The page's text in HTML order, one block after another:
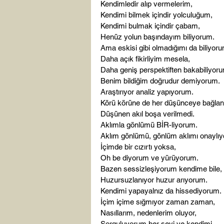
Kendimledir alıp vermelerim,
Kendimi bilmek içindir yolculuğum,
Kendimi bulmak içindir çabam,
Henüz yolun başındayım biliyorum.
Ama eskisi gibi olmadığımı da
Daha açık fikirliyim mesela,
Daha geniş perspektiften
Benim bildiğim doğrudur demiyorum.
Araştırıyor analiz yapıyorum.
Körü körüne de her düşünceye
Düşünen akıl boşa verilmedi.
Aklımla gönlümü BİR-liyorum.
Aklım gönlümü, gönlüm aklımı
İçimde bir cızırtı yoksa,
Oh be diyorum ve yürüyorum.
Bazen sessizleşiyorum kendime bile,
Huzursuzlanıyor huzur arıyorum.
Kendimi yapayalnız da hissediyorum.
İçim içime sığmıyor zaman zaman,
Nasıllarım, nedenlerim oluyor,